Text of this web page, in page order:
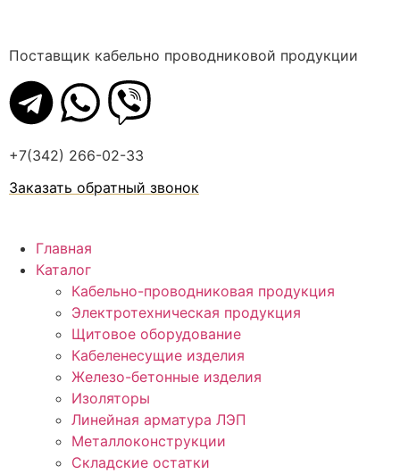
Поставщик кабельно проводниковой продукции
+7(342) 266-02-33
Заказать обратный звонок
Главная
Каталог
Кабельно-проводниковая продукция
Электротехническая продукция
Щитовое оборудование
Кабеленесущие изделия
Железо-бетонные изделия
Изоляторы
Линейная арматура ЛЭП
Металлоконструкции
Складские остатки